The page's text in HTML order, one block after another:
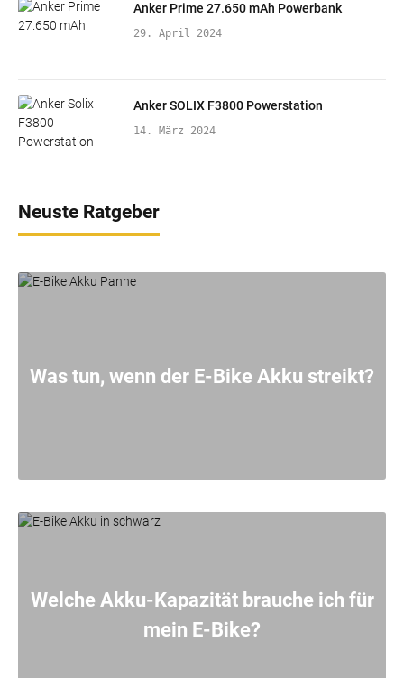
Anker Prime 27.650 mAh Powerbank
29. April 2024
Anker SOLIX F3800 Powerstation
14. März 2024
Neuste Ratgeber
Was tun, wenn der E-Bike Akku streikt?
Welche Akku-Kapazität brauche ich für
mein E-Bike?